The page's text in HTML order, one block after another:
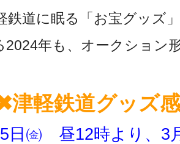
鉄道に眠る「お宝グッズ
2024年も、オークション
津軽鉄道グッズ
日㈮ 昼12時より、3